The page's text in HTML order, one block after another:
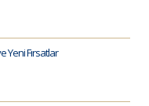
Yeni Fırsatlar